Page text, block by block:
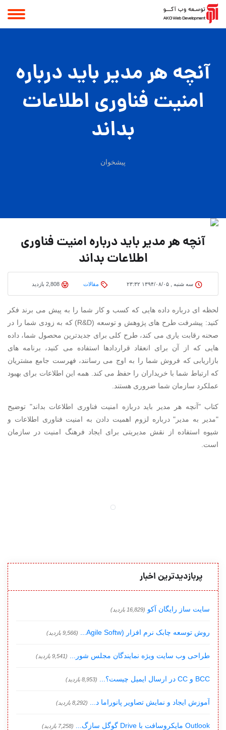
آنچه هر مدیر باید درباره
امنیت فناوری اطلاعات
بداند
پیشخوان
آنچه هر مدیر باید درباره امنیت فناوری
اطلاعات بداند
سه شنبه , ۱۳۹۴/۰۸/۰۵ ۲۳:۳۲ مقالات
لحظه ای درباره داده هایی که کسب و کار شما را به پیش می برند فکر
کنید: پیشرفت طرح های پژوهش و توسعه (R&D) که به زودی شما را در
صحنه رقابت یاری می کند، طرح کلی برای جدیدترین محصول شما، داده
هایی که از آن برای انعقاد قراردادها استفاده می کنید، برنامه های
بازاریابی که فروش شما را به اوج می رسانند، فهرست جامع مشتریان
که ارتباط شما با خریداران را حفظ می کند. همه این اطلاعات برای بهبود
عملکرد سازمان شما ضروری هستند.
کتاب "آنچه هر مدیر باید دربازه امنیت فناوری اطلاعات بداند" توضیح
"مدیر به مدیر" درباره لزوم اهمیت دادن به امنیت فناوری اطلاعات و
شیوه استفاده از نقش مدیریتی برای ایجاد فرهنگ امنیت در سازمان
است.
پربازدیدترین اخبار
سایت ساز رایگان آکو (16,829 بازدید)
روش توسعه چابک نرم افزار (Agile Softw... (9,566 بازدید)
طراحی وب سایت ویژه نمایندگان مجلس شور... (9,541 بازدید)
BCC و CC در ارسال ایمیل چیست؟... (8,953 بازدید)
آموزش ایجاد و نمایش تصاویر پانوراما د... (8,292 بازدید)
Outlook مایکروسافت با Drive گوگل سازگ... (7,258 بازدید)